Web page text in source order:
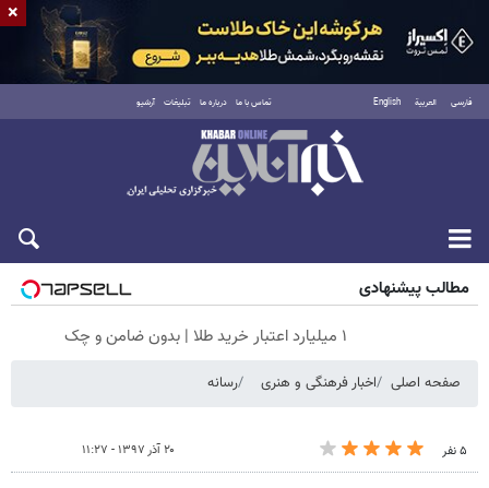
فارسی العربية English تماس با ما درباره ما تبلیغات آرشیو
جمعه ۱۶ مرداد ۱۴۰۵
مطالب پیشنهادی
۱ میلیارد اعتبار خرید طلا | بدون ضامن و چک
صفحه اصلی اخبار فرهنگی و هنری رسانه
۵ نفر ۲۰ آذر ۱۳۹۷ - ۱۱:۲۷
×